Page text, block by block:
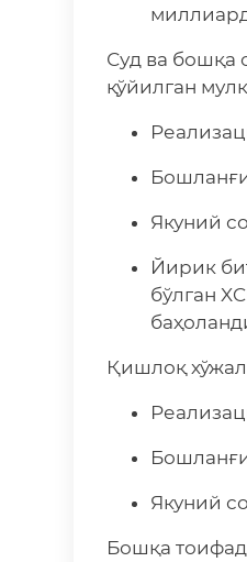
Суд ва бошқа
қўйилган
Якуний
Йирик
бўлган
Қишлоқ
Якуний
Бошқа